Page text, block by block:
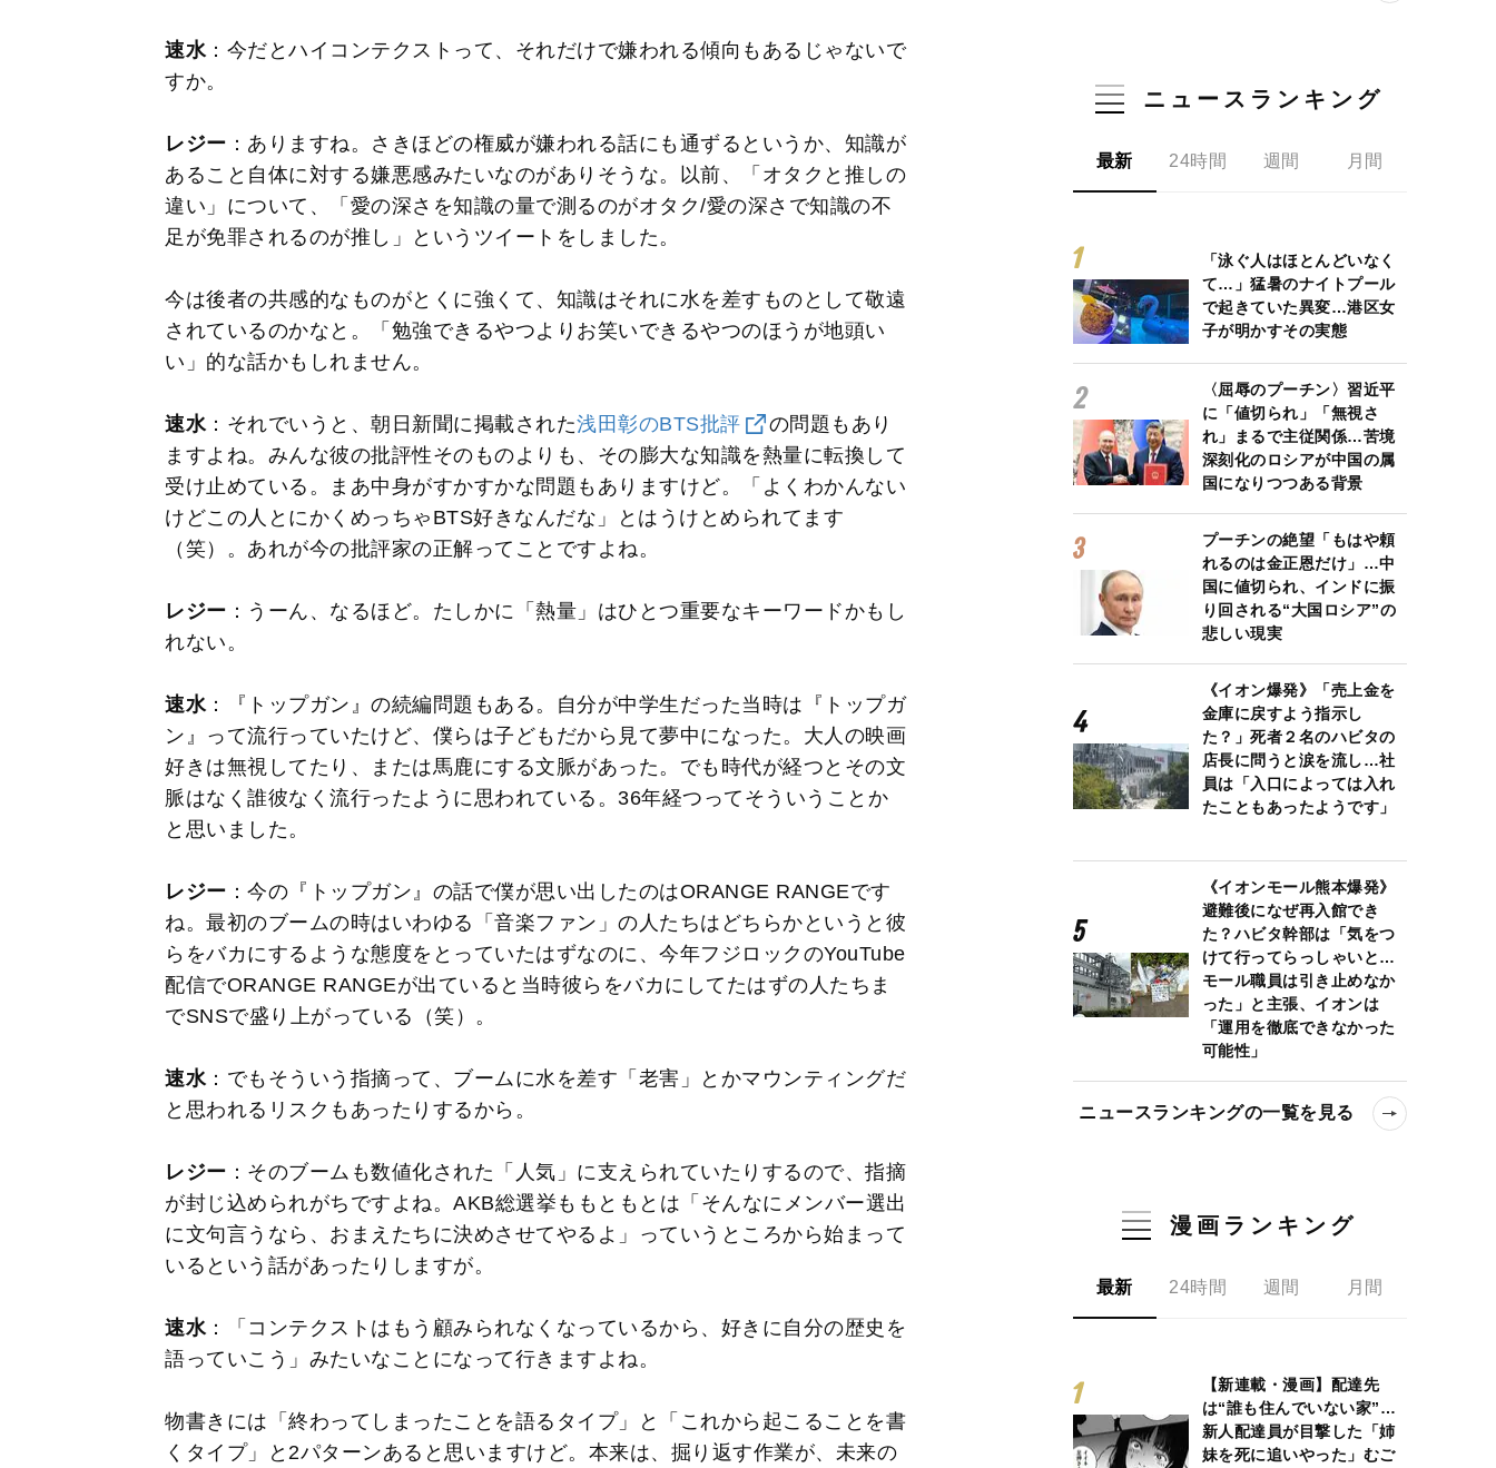
速水：今だとハイコンテクストって、それだけで嫌われる傾向もあるじゃないで
すか。
レジー ：ありますね。さきほどの権威が嫌われる話にも通ずるというか、知識が
あること自体に対する嫌悪感みたいなのがありそうな。以前、「オタクと推しの
違い」について、「愛の深さを知識の量で測るのがオタク/愛の深さで知識の不
足が免罪されるのが推し」というツイートをしました。
今は後者の共感的なものがとくに強くて、知識はそれに水を差すものとして敬遠
されているのかなと。「勉強できるやつよりお笑いできるやつのほうが地頭い
い」的な話かもしれません。
速水：それでいうと、朝日新聞に掲載された浅田彰のBTS批評
の問題もあり
ますよね。みんな彼の批評性そのものよりも、その膨大な知識を熱量に転換して
受け止めている。まあ中身がすかすかな問題もありますけど。「よくわかんない
けどこの人とにかくめっちゃBTS好きなんだな」とはうけとめられてます
（笑）。あれが今の批評家の正解ってことですよね。
レジー ：うーん、なるほど。たしかに「熱量」はひとつ重要なキーワードかもし
れない。
速水：『トップガン』の続編問題もある。自分が中学生だった当時は『トップガ
ン』って流行っていたけど、僕らは子どもだから見て夢中になった。大人の映画
好きは無視してたり、または馬鹿にする文脈があった。でも時代が経つとその文
脈はなく誰彼なく流行ったように思われている。36年経つってそういうことか
と思いました。
レジー ：今の『トップガン』の話で僕が思い出したのはORANGE RANGEです
ね。最初のブームの時はいわゆる「音楽ファン」の人たちはどちらかというと彼
らをバカにするような態度をとっていたはずなのに、今年フジロックのYouTube
配信でORANGE RANGEが出ていると当時彼らをバカにしてたはずの人たちま
でSNSで盛り上がっている（笑）。
速水：でもそういう指摘って、ブームに水を差す「老害」とかマウンティングだ
と思われるリスクもあったりするから。
レジー ：そのブームも数値化された「人気」に支えられていたりするので、指摘
が封じ込められがちですよね。AKB総選挙ももともとは「そんなにメンバー選出
に文句言うなら、おまえたちに決めさせてやるよ」っていうところから始まって
いるという話があったりしますが。
速水：「コンテクストはもう顧みられなくなっているから、好きに自分の歴史を
語っていこう」みたいなことになって行きますよね。
物書きには「終わってしまったことを語るタイプ」と「これから起こることを書
くタイプ」と2パターンあると思いますけど。本来は、掘り返す作業が、未来の
ニュースランキング
最新 24時間 週間 月間
「泳ぐ人はほとんどいなく
て…」猛暑のナイトプール
で起きていた異変…港区女
子が明かすその実態
〈屈辱のプーチン〉習近平
に「値切られ」「無視さ
れ」まるで主従関係…苦境
深刻化のロシアが中国の属
国になりつつある背景
プーチンの絶望「もはや頼
れるのは金正恩だけ」…中
国に値切られ、インドに振
り回される“大国ロシア”の
悲しい現実
《イオン爆発》「売上金を
金庫に戻すよう指示し
た？」死者２名のハビタの
店長に問うと涙を流し…社
員は「入口によっては入れ
たこともあったようです」
《イオンモール熊本爆発》
避難後になぜ再入館でき
た？ハビタ幹部は「気をつ
けて行ってらっしゃいと…
モール職員は引き止めなか
った」と主張、イオンは
「運用を徹底できなかった
可能性」
ニュースランキングの一覧を見る
漫画ランキング
最新 24時間 週間 月間
【新連載・漫画】配達先
は“誰も住んでいない家”…
新人配達員が目撃した「姉
妹を死に追いやった」むご